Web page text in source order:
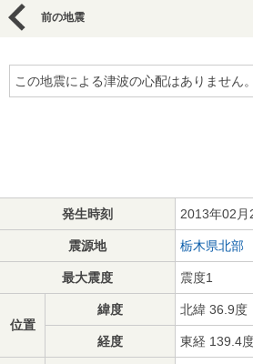
前の地震
この地震による津波の心配はありません。
発生時刻 2013年02
震源地 栃木県北部
最大震度 震度1
位置
緯度 北緯 36.9度
経度 東経 139.4